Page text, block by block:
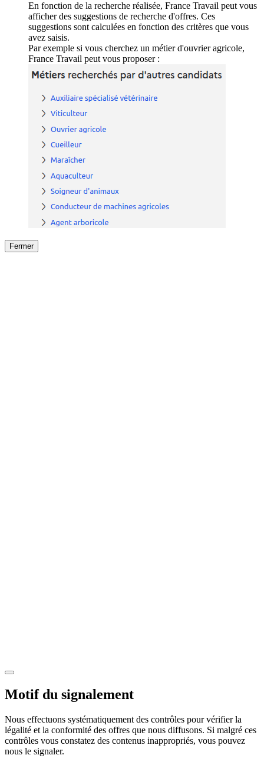
En fonction de la recherche réalisée, France Travail peut vous
afficher des suggestions de recherche d'offres. Ces
suggestions sont calculées en fonction des critères que vous
avez saisis.
Par exemple si vous cherchez un métier d'ouvrier agricole,
France Travail peut vous proposer :
Fermer
Motif du signalement
Nous effectuons systématiquement des contrôles pour vérifier la
légalité et la conformité des offres que nous diffusons. Si malgré ces
contrôles vous constatez des contenus inappropriés, vous pouvez
nous le signaler.